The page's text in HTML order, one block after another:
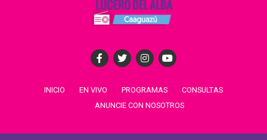
INICIO EN VIVO PROGRAMAS
CONSULTAS
ANUNCIE CON NOSOTROS